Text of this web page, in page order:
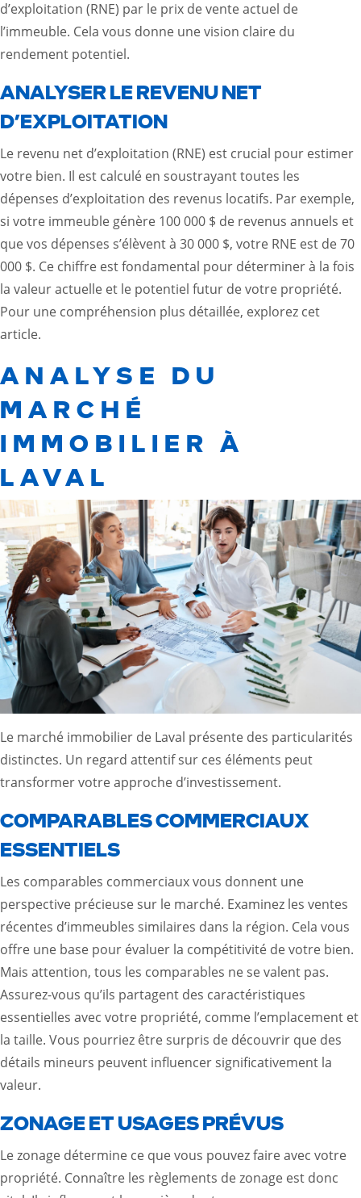
d’exploitation (RNE) par le prix de vente actuel de
l’immeuble. Cela vous donne une vision claire du
rendement potentiel.
ANALYSER LE REVENU NET
D’EXPLOITATION
Le revenu net d’exploitation (RNE) est crucial pour estimer
votre bien. Il est calculé en soustrayant toutes les
dépenses d’exploitation des revenus locatifs. Par exemple,
si votre immeuble génère 100 000 $ de revenus annuels et
que vos dépenses s’élèvent à 30 000 $, votre RNE est de 70
000 $. Ce chiffre est fondamental pour déterminer à la fois
la valeur actuelle et le potentiel futur de votre propriété.
Pour une compréhension plus détaillée, explorez cet
article.
ANALYSE DU
MARCHÉ
IMMOBILIER À
LAVAL
Le marché immobilier de Laval présente des particularités
distinctes. Un regard attentif sur ces éléments peut
transformer votre approche d’investissement.
COMPARABLES COMMERCIAUX
ESSENTIELS
Les comparables commerciaux vous donnent une
perspective précieuse sur le marché. Examinez les ventes
récentes d’immeubles similaires dans la région. Cela vous
offre une base pour évaluer la compétitivité de votre bien.
Mais attention, tous les comparables ne se valent pas.
Assurez-vous qu’ils partagent des caractéristiques
essentielles avec votre propriété, comme l’emplacement et
la taille. Vous pourriez être surpris de découvrir que des
détails mineurs peuvent influencer significativement la
valeur.
ZONAGE ET USAGES PRÉVUS
Le zonage détermine ce que vous pouvez faire avec votre
propriété. Connaître les règlements de zonage est donc